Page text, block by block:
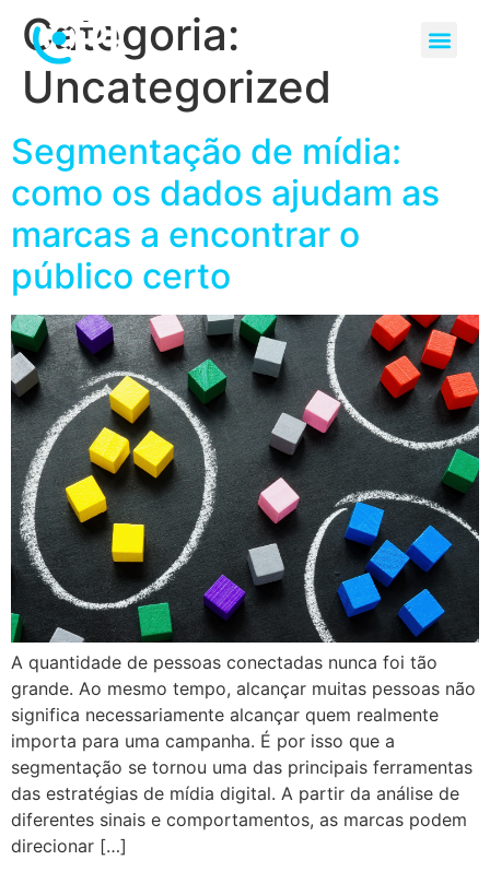
Categoria:
Uncategorized
Segmentação de mídia:
como os dados ajudam as
marcas a encontrar o
público certo
A quantidade de pessoas conectadas nunca foi tão
grande. Ao mesmo tempo, alcançar muitas pessoas não
significa necessariamente alcançar quem realmente
importa para uma campanha. É por isso que a
segmentação se tornou uma das principais ferramentas
das estratégias de mídia digital. A partir da análise de
diferentes sinais e comportamentos, as marcas podem
direcionar […]